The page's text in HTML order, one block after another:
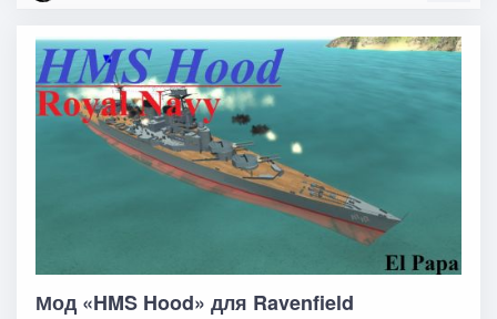
Мод «HMS Hood» для Ravenfield